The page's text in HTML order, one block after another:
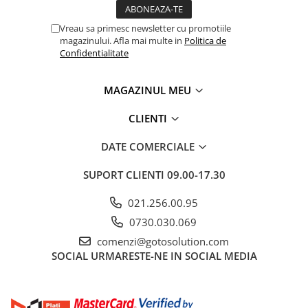
Vreau sa primesc newsletter cu promotiile
magazinului. Afla mai multe in Politica de
Confidentialitate
MAGAZINUL MEU
CLIENTI
DATE COMERCIALE
SUPORT CLIENTI 09.00-17.30
021.256.00.95
0730.030.069
comenzi@gotosolution.com
SOCIAL URMARESTE-NE IN SOCIAL MEDIA